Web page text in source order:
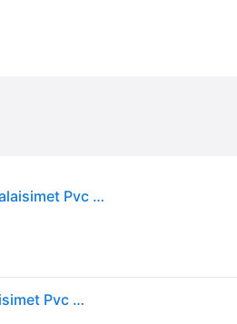
New Works Karl-johan Riipuskoru 40 Cm - Riippuvalaisimet Pvc Valkoinen - 20340
New Works Karl-johan Riipuskoru 40 Cm - Riippuvalaisimet Pvc Valkoinen - 20340